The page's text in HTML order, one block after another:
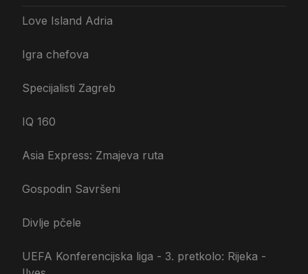
Love Island Adria
Igra chefova
Specijalisti Zagreb
IQ 160
Asia Express: Zmajeva ruta
Gospodin Savršeni
Divlje pčele
UEFA Konferencijska liga - 3. pretkolo: Rijeka -